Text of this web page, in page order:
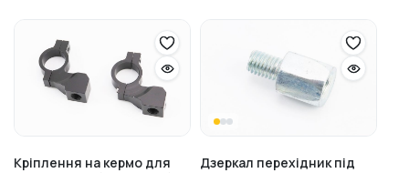
Кріплення на кермо для
Дзеркал перехідник під